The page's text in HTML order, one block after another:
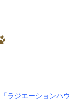
「ラジエーションハウ